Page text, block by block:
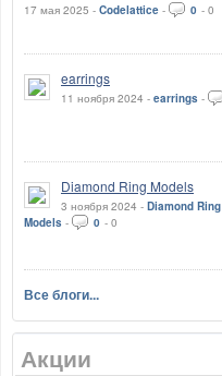
17 мая 2025 - Codelattice - 0 - 0
earrings
11 ноября 2024 - earrings -
Diamond Ring Models
3 ноября 2024 - Diamond Ring
Models - 0 - 0
Все блоги...
Акции